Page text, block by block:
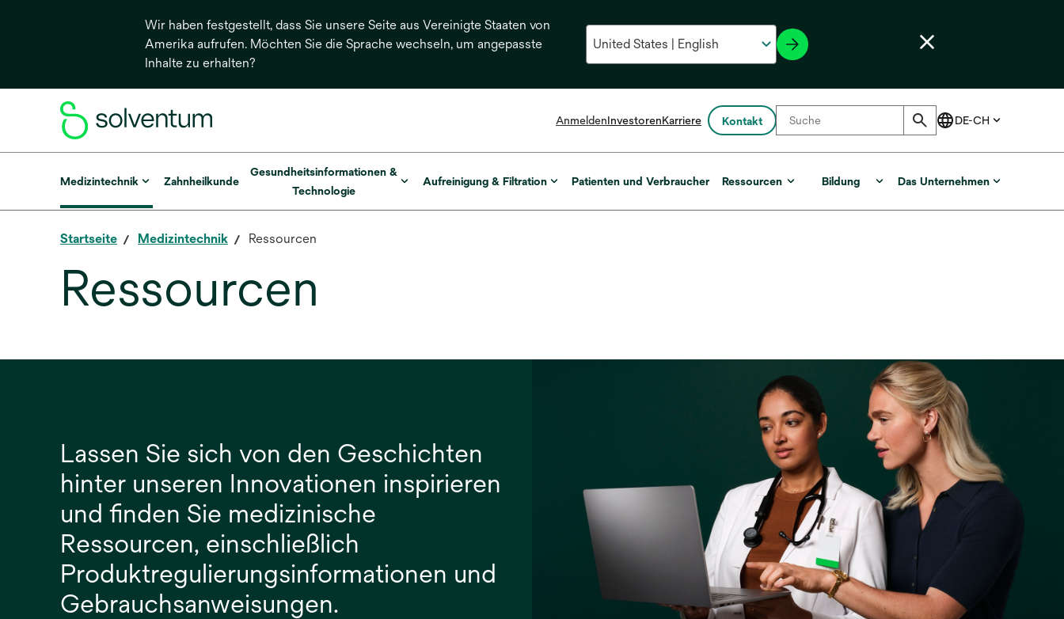
Wir haben festgestellt, dass Sie unsere Seite aus Vereinigte Staaten von
Amerika aufrufen. Möchten Sie die Sprache wechseln, um angepasste
Inhalte zu erhalten?
AnmeldenInvestorenKarriere Kontakt
Medizintechnik Zahnheilkunde
Gesundheitsinformationen &
Technologie
Aufreinigung & Filtration Patienten und Verbraucher Ressourcen Bildung Das Unternehmen
Startseite Medizintechnik Ressourcen
Ressourcen
Lassen Sie sich von den Geschichten
hinter unseren Innovationen inspirieren
und finden Sie medizinische
Ressourcen, einschließlich
Produktregulierungsinformationen und
Gebrauchsanweisungen.